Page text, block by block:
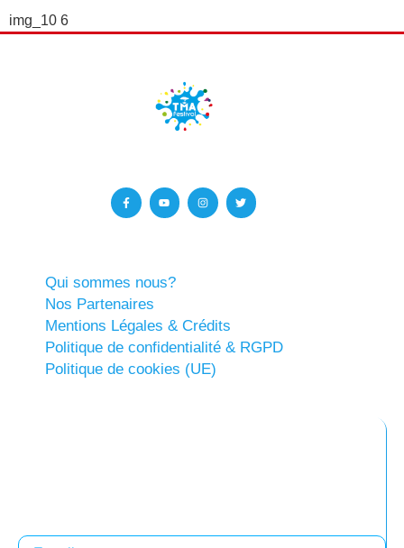
img_10 6
Qui sommes nous?
Nos Partenaires
Mentions Légales & Crédits
Politique de confidentialité & RGPD
Politique de cookies (UE)